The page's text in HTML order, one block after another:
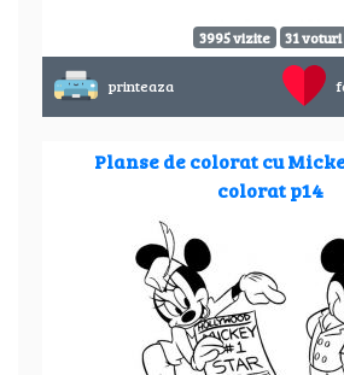
3995 vizite 31 voturi
printeaza
Planse de colorat cu
colorat p14